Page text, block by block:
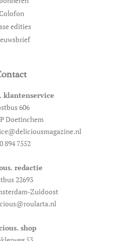
edities
klantenservice
606
Doetinchem
894 7552
redactie
22693
Zuidoost
shop